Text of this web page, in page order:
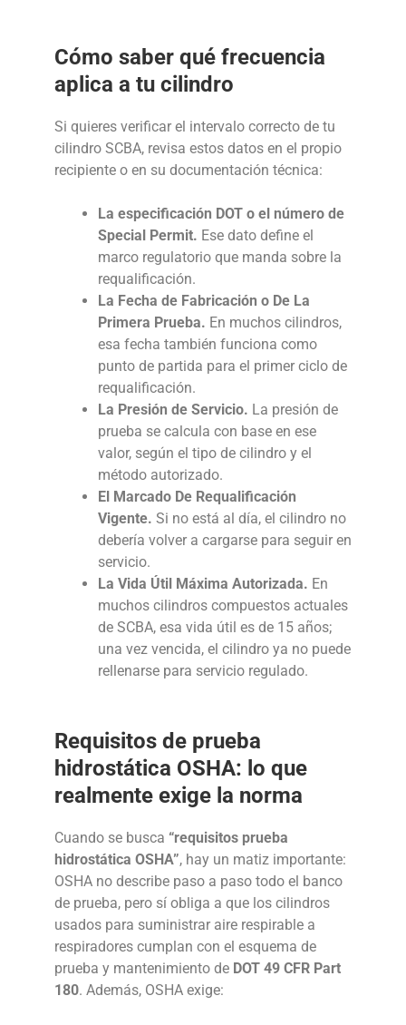
Cómo saber qué frecuencia
aplica a tu cilindro
Si quieres verificar el intervalo correcto de tu
cilindro SCBA, revisa estos datos en el propio
recipiente o en su documentación técnica:
La especificación DOT o el número de
Special Permit. Ese dato define el
marco regulatorio que manda sobre la
requalificación.
La Fecha de Fabricación o De La
Primera Prueba. En muchos cilindros,
esa fecha también funciona como
punto de partida para el primer ciclo de
requalificación.
La Presión de Servicio. La presión de
prueba se calcula con base en ese
valor, según el tipo de cilindro y el
método autorizado.
El Marcado De Requalificación
Vigente. Si no está al día, el cilindro no
debería volver a cargarse para seguir en
servicio.
La Vida Útil Máxima Autorizada. En
muchos cilindros compuestos actuales
de SCBA, esa vida útil es de 15 años;
una vez vencida, el cilindro ya no puede
rellenarse para servicio regulado.
Requisitos de prueba
hidrostática OSHA: lo que
realmente exige la norma
Cuando se busca “requisitos prueba
hidrostática OSHA”, hay un matiz importante:
OSHA no describe paso a paso todo el banco
de prueba, pero sí obliga a que los cilindros
usados para suministrar aire respirable a
respiradores cumplan con el esquema de
prueba y mantenimiento de DOT 49 CFR Part
180. Además, OSHA exige: